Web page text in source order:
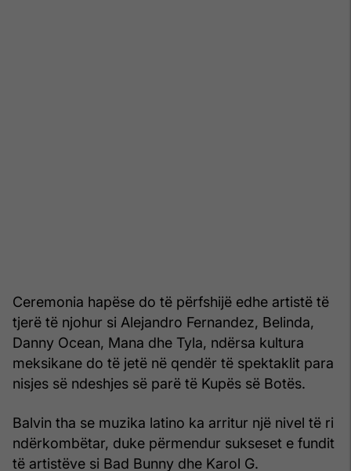
Ceremonia hapëse do të përfshijë edhe artistë të
tjerë të njohur si Alejandro Fernandez, Belinda,
Danny Ocean, Mana dhe Tyla, ndërsa kultura
meksikane do të jetë në qendër të spektaklit para
nisjes së ndeshjes së parë të Kupës së Botës.
Balvin tha se muzika latino ka arritur një nivel të ri
ndërkombëtar, duke përmendur sukseset e fundit
të artistëve si Bad Bunny dhe Karol G.